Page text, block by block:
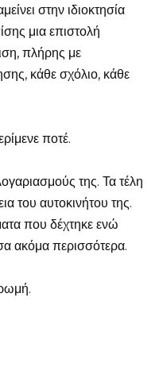
στην ιδιοκτησία
μια επιστολή
πλήρης με
κάθε σχόλιο, κάθε
ποτέ.
της. Τα τέλη
του αυτοκινήτου της.
που δέχτηκε ενώ
ακόμα περισσότερα.